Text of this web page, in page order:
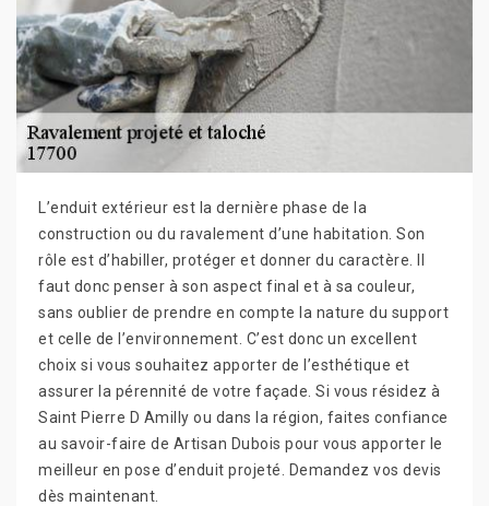
L’enduit extérieur est la dernière phase de la
construction ou du ravalement d’une habitation. Son
rôle est d’habiller, protéger et donner du caractère. Il
faut donc penser à son aspect final et à sa couleur,
sans oublier de prendre en compte la nature du support
et celle de l’environnement. C’est donc un excellent
choix si vous souhaitez apporter de l’esthétique et
assurer la pérennité de votre façade. Si vous résidez à
Saint Pierre D Amilly ou dans la région, faites confiance
au savoir-faire de Artisan Dubois pour vous apporter le
meilleur en pose d’enduit projeté. Demandez vos devis
dès maintenant.